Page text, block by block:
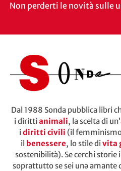
Non perderti le novità sulle
Dal 1988 Sonda pubblica libri
i dirittianimali, la scelta di un’
idiritti civili (il
il benessere, lo stile divita
sostenibilità). Se cerchi
soprattutto se sei unə amante